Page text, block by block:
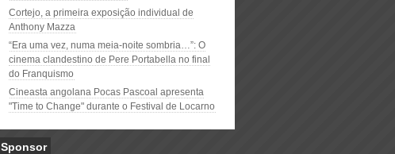
Cortejo, a primeira exposição individual de
Anthony Mazza
“Era uma vez, numa meia-noite sombria…”: O
cinema clandestino de Pere Portabella no final
do Franquismo
Cineasta angolana Pocas Pascoal apresenta
"Time to Change" durante o Festival de Locarno
Sponsor